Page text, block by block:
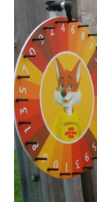
BRÜ­CKEN­TEAM
VER­AN­STAL­TUN­GEN
MUT­PER­LEN
WALD­PI­RA­TEN
TRAU­ER­GRUP­PE